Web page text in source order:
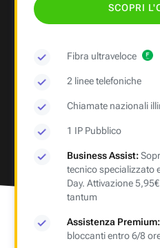
SCOPRI
Fibra ultraveloce
2 linee telefoniche
Chiamate nazionali
1 IP Pubblico
Business Assist:
tecnico specializzato
Day. Attivazione
tantum
Assistenza Premium:
bloccanti entro 6/8